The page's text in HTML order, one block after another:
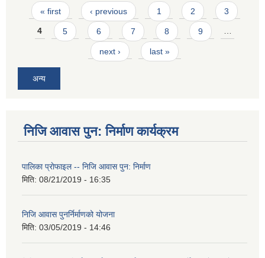
Pages
« first ‹ previous 1 2 3
4 5 6 7 8 9 …
next › last »
अन्य
निजि आवास पुन: निर्माण कार्यक्रम
पालिका प्राेफाइल -- निजि आवास पुन: निर्माण
मिति: 08/21/2019 - 16:35
निजि आवास पुनर्निर्माणको योजना
मिति: 03/05/2019 - 14:46